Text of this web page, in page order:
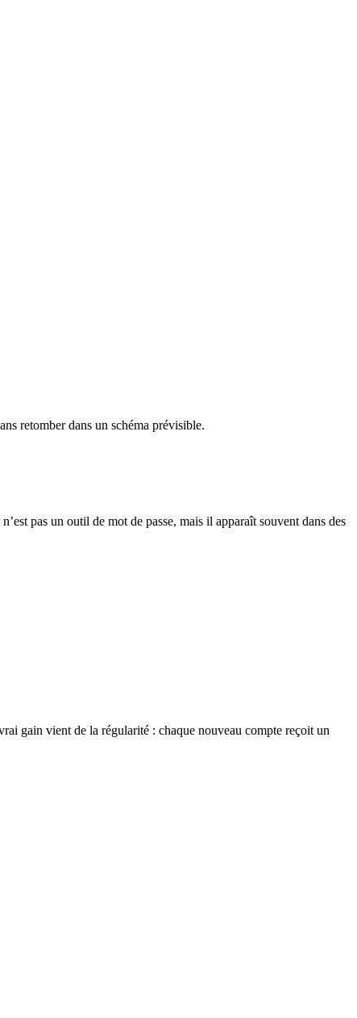
retomber dans un schéma prévisible.
pas un outil de mot de passe, mais il apparaît souvent dans des
gain vient de la régularité : chaque nouveau compte reçoit un